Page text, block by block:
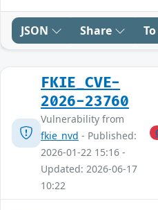
JSON Share
FKIE_CVE-
2026-23760
Vulnerability from
fkie_nvd - Published:
2026-01-22 15:16 -
Updated: 2026-06-17
10:22